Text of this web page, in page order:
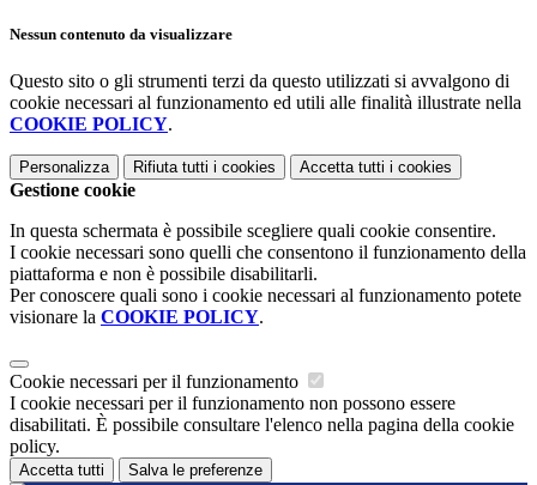
Nessun contenuto da visualizzare
Questo sito o gli strumenti terzi da questo utilizzati si avvalgono di
cookie necessari al funzionamento ed utili alle finalità illustrate nella
COOKIE POLICY.
Personalizza Rifiuta tutti i cookies Accetta tutti i cookies
Gestione cookie
In questa schermata è possibile scegliere quali cookie consentire.
I cookie necessari sono quelli che consentono il funzionamento della
piattaforma e non è possibile disabilitarli.
Per conoscere quali sono i cookie necessari al funzionamento potete
visionare la COOKIE POLICY.
Cookie necessari per il funzionamento
I cookie necessari per il funzionamento non possono essere
disabilitati. È possibile consultare l'elenco nella pagina della cookie
policy.
Accetta tutti Salva le preferenze